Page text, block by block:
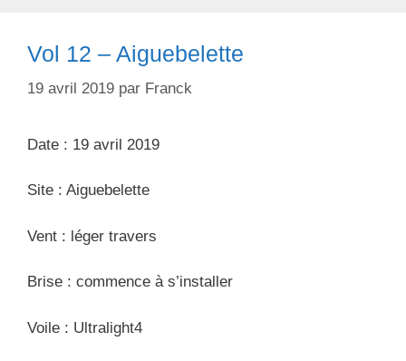
it
t
Vol 12 – Aiguebelette
19 avril 2019 par Franck
Date : 19 avril 2019
Site : Aiguebelette
Vent : léger travers
Brise : commence à s’installer
Voile : Ultralight4